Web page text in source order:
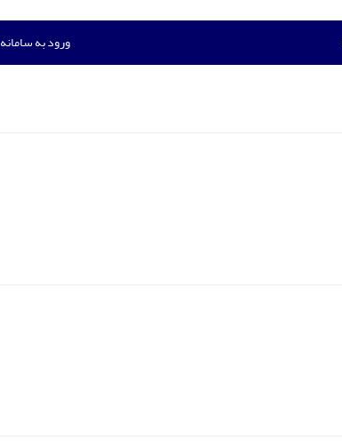
ورود به سامانه